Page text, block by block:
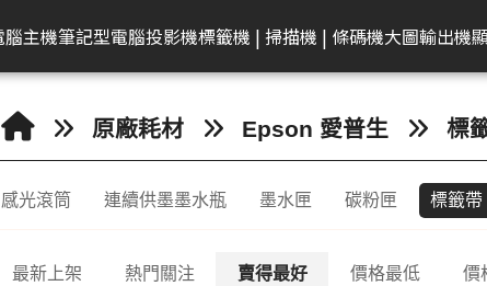
Brother 兄弟
墨水
墨水匣
Canon 佳能
其他耗材
墨水匣
Epson 愛普生
感光滾筒
連續供墨墨水瓶
兄弟
射印表機/複合
Canon 佳能
彩色噴墨印表機
雷射多功能複合機
Epson 愛
雷射印表
噴墨印表
腦主機
迷你電腦
ECS 精強
ACER 宏碁
電腦零件組
AMD 美商超微
桌上型主機
DELL 戴爾
HP 惠普
筆記型電腦
Pro
HP 惠普
OmniBook
OMEN
MSI 微星
筆電
電競掌機
投影機
ACER 宏碁
投影機
LG
CineBeam
ProBeam
BenQ 明碁
投影機
標籤機 | 掃描機 | 條碼機
Epson 愛普生
標籤機
文件掃描器
Canon 佳能
文件掃描器
平台式掃描器
Brother 兄弟
快速列印標籤機
家居及小型辦公
掃描機
大圖輸出機
Canon 佳能
24吋(A1 )
36-42吋(A0 )
KATAI
顯示器周邊
MSI 微星
平面商務螢幕
亮麗旋轉螢幕
Philips 飛
專業顯
TEAM 十銓
記憶體
記憶卡
Transcend 創見
內接式固態硬碟
外接式固態硬碟
固
記憶
勤
防火牆
火牆
MSI 微星
Performance
Mainstream
Edgecore
無線基地
交換器
原廠耗材 Epson 愛普生 標
感光滾筒 連續供墨墨水瓶 墨水匣 碳粉匣 標籤帶
最新上架 熱門關注 賣得最好 價格最低 價